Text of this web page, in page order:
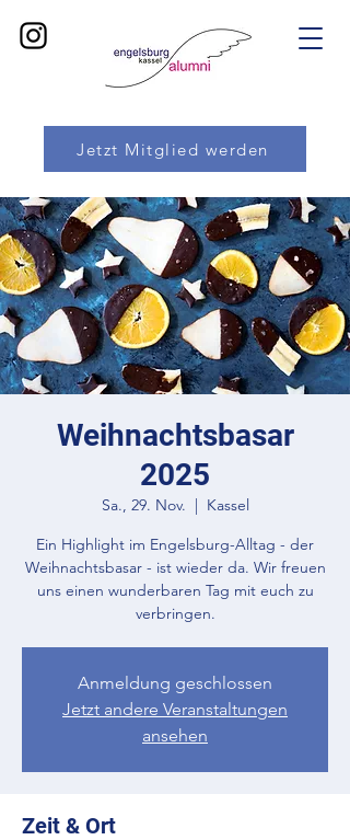
Jetzt Mitglied werden
Weihnachtsbasar
2025
Sa., 29. Nov.
  |
Kassel
Ein Highlight im Engelsburg-Alltag - der
Weihnachtsbasar - ist wieder da. Wir freuen
uns einen wunderbaren Tag mit euch zu
verbringen.
Anmeldung geschlossen
Jetzt andere Veranstaltungen
ansehen
Zeit & Ort